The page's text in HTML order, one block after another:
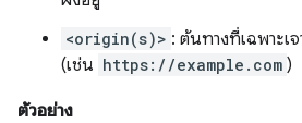
<origin(s)> : ต้นทางที่เฉพาะเ
(เช่น https://example.com )
ตัวอย่าง